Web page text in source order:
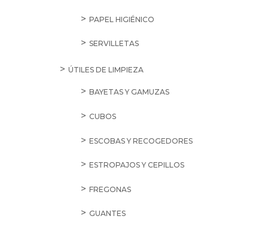
PAPEL HIGIÉNICO
SERVILLETAS
ÚTILES DE LIMPIEZA
BAYETAS Y GAMUZAS
CUBOS
ESCOBAS Y RECOGEDORES
ESTROPAJOS Y CEPILLOS
FREGONAS
GUANTES